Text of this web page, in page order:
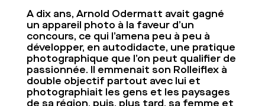
A dix ans, Arnold Odermatt avait gagné
un appareil photo à la faveur d’un
concours, ce qui l’amena peu à peu à
développer, en autodidacte, une pratique
photographique que l’on peut qualifier de
passionnée. Il emmenait son Rolleiflex à
double objectif partout avec lui et
photographiait les gens et les paysages
de sa région, puis, plus tard, sa femme et